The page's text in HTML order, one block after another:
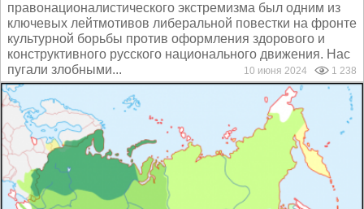
правонационалистического экстремизма был одним из
ключевых лейтмотивов либеральной повестки на фронте
культурной борьбы против оформления здорового и
конструктивного русского национального движения. Нас
пугали злобными...
10 июня 2024 1 238